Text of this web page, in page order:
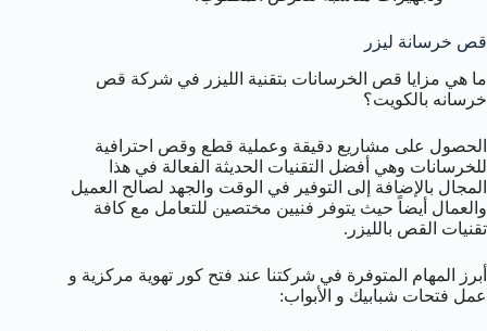
قص خرسانة ليزر
ما هي مزايا قص الخرسانات بتقنية الليزر في شركة قص
خرسانه بالكويت؟
الحصول على مشاريع دقيقة وعملية قطع وقص احترافية
للخرسانات وهي أفضل التقنيات الحديثة الفعالة في هذا
المجال بالإضافة إلى التوفير في الوقت والجهد لصالح العميل
والعمال أيضاً حيث يتوفر فنيين مختصين للتعامل مع كافة
تقنيات القص بالليزر.
أبرز المهام المتوفرة في شركتنا عند فتح كور تهوية مركزية و
عمل فتحات شبابيك و الأبواب: